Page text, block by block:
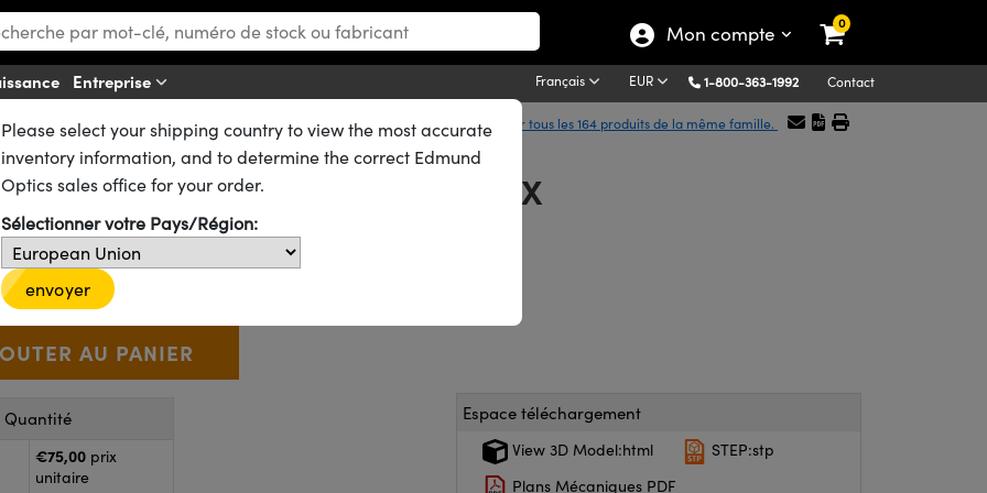
Mon compte 0
Entreprise Français EUR 1-800-363-1992 Contact
Lentilles Biconvexes (DCX)
Afficher tous les 164 produits de la même famille.
FL, traité NIR I, Lentille DCX
511 1 In Stock D’autres traitements
Use the plus and minus buttons to adjust the quantity.
+ €75,00
Quantité
€75,00 prix
unitaire
Espace téléchargement
View 3D Model:html
STEP:stp
Plans Mécaniques PDF
Please select your shipping country to view the most accurate
inventory information, and to determine the correct Edmund
Optics sales office for your order.
Sélectionner votre Pays/Région:
envoyer